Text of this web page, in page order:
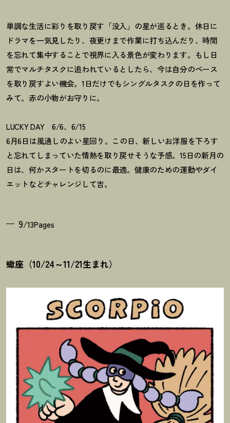
単調な生活に彩りを取り戻す「没入」の星が巡るとき。休日に
ドラマを一気見したり、夜更けまで作業に打ち込んだり、時間
を忘れて集中することで視界に入る景色が変わります。もし日
常でマルチタスクに追われているとしたら、今は自分のペース
を取り戻すよい機会。1日だけでもシングルタスクの日を作って
みて。赤の小物がお守りに。
LUCKY DAY 6/6、6/15
6月6日は風通しのよい星回り。この日、新しいお洋服を下ろす
と忘れてしまっていた情熱を取り戻せそうな予感。15日の新月の
日は、何かスタートを切るのに最適。健康のための運動やダイ
エットなどチャレンジして吉。
9/13Pages
蠍座（10/24～11/21生まれ）